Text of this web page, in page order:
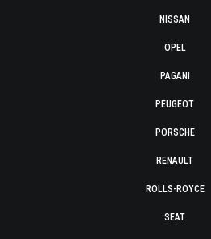
NISSAN
OPEL
PAGANI
PEUGEOT
PORSCHE
RENAULT
ROLLS-ROYCE
SEAT